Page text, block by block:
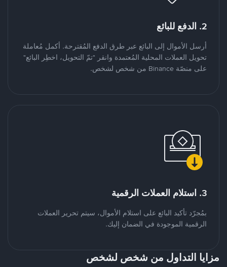
2. الدفع للبائع
أرسل الأموال إلى البائع عبر طرق الدفع المُقترحة. أكمل مُعاملة
تحويل العملات المحلية المُعتمدة وانقر "تمّ التحويل، اخطِر البائع"
على منصّة Binance من شخص لشخص.
3. استلام العملات الرقمية
بمُجرّد تأكيد البائع على استلام الأموال، سيتم تحرير العملات
الرقمية الموجودة في الضمان إليك.
مزايا التداول من شخص لشخص